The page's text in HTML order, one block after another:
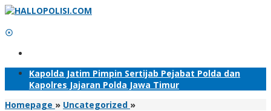
Lewati
konten
Kapolda Jatim Pimpin Sertijab Pejabat Polda dan
Kapolres Jajaran Polda Jawa Timur
Homepage » Uncategorized »Respon